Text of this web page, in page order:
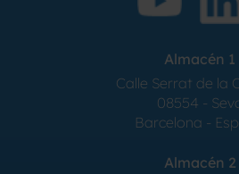
Almacén 1
Calle Serrat de la
08554 -
Barcelona -
Almacén 2